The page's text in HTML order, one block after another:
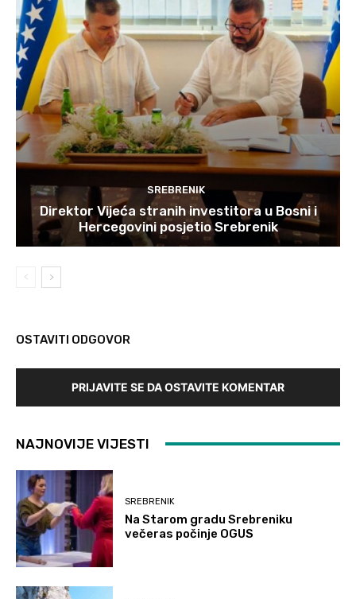
SREBRENIK
Direktor Vijeća stranih investitora u Bosni i
Hercegovini posjetio Srebrenik
OSTAVITI ODGOVOR
PRIJAVITE SE DA OSTAVITE KOMENTAR
NAJNOVIJE VIJESTI
SREBRENIK
Na Starom gradu Srebreniku
večeras počinje OGUS